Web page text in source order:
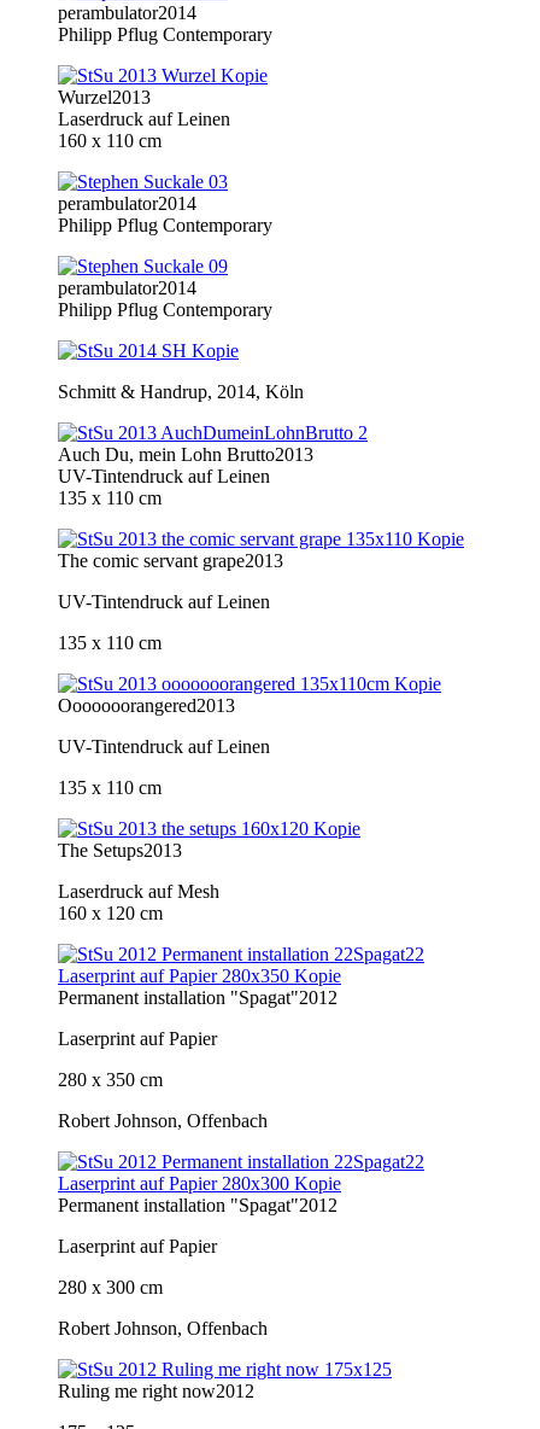
perambulator2014
Philipp Pflug Contemporary
Wurzel2013
Laserdruck auf Leinen
160 x 110 cm
perambulator2014
Philipp Pflug Contemporary
perambulator2014
Philipp Pflug Contemporary
Schmitt & Handrup, 2014, Köln
Auch Du, mein Lohn Brutto2013
UV-Tintendruck auf Leinen
135 x 110 cm
The comic servant grape2013
UV-Tintendruck auf Leinen
135 x 110 cm
Ooooooorangered2013
UV-Tintendruck auf Leinen
135 x 110 cm
The Setups2013
Laserdruck auf Mesh
160 x 120 cm
Permanent installation "Spagat"2012
Laserprint auf Papier
280 x 350 cm
Robert Johnson, Offenbach
Permanent installation "Spagat"2012
Laserprint auf Papier
280 x 300 cm
Robert Johnson, Offenbach
Ruling me right now2012